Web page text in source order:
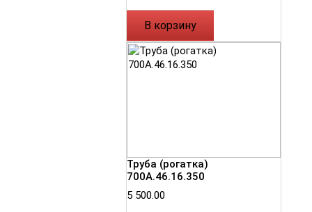
В корзину
Труба (рогатка)
700А.46.16.350
5 500.00